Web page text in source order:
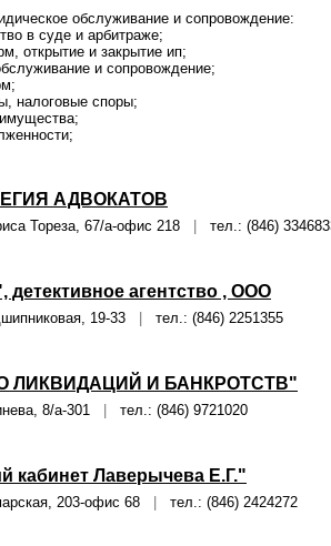
обслуживание и сопровождение:
в суде и арбитраже;
открытие и закрытие ип;
и сопровождение;
налоговые споры;
АДВОКАТОВ
Тореза, 67/а-офис 218 тел.: (846)
детективное агентство , ООО
19-33 тел.: (846) 2251355
ЛИКВИДАЦИЙ И БАНКРОТСТВ"
8/а-301 тел.: (846) 9721020
кабинет Лаверычева Е.Г."
203-офис 68 тел.: (846) 2424272